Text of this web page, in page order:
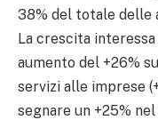
38% del totale delle
La crescita
aumento del +26%
servizi alle imprese
segnare un +25%